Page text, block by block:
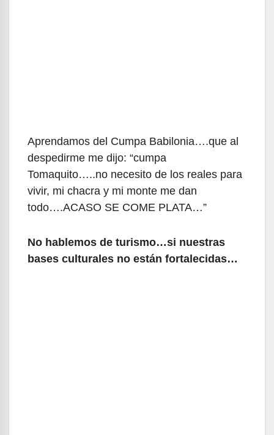
Aprendamos del Cumpa Babilonia….que al
despedirme me dijo: “cumpa
Tomaquito…..no necesito de los reales para
vivir, mi chacra y mi monte me dan
todo….ACASO SE COME PLATA…”
No hablemos de turismo…si nuestras
bases culturales no están fortalecidas…